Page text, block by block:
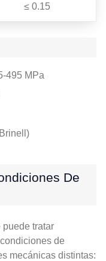
≤ 0.15
495 MPa
De
puede tratar
de
mecánicas distintas: